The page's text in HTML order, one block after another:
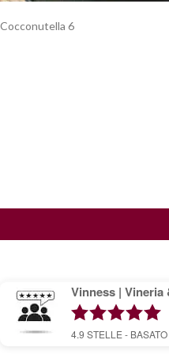
Cocconutella 6
Vinness | Vineria
4.9 STELLE -